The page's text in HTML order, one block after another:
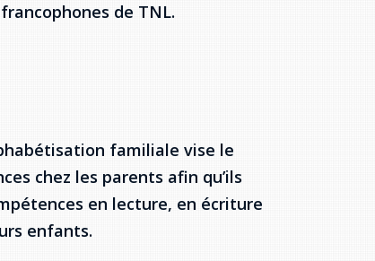
de TNL.
familiale vise le
chez les parents afin qu’ils
en lecture, en écriture
enfants.